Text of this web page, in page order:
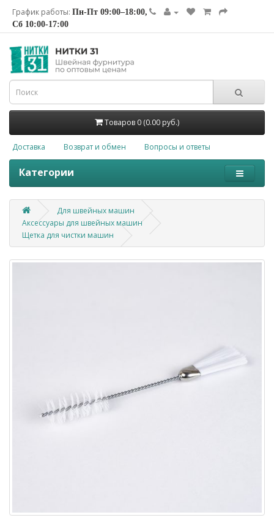
График работы: Пн-Пт 09:00–18:00,
Сб 10:00-17:00
Товаров 0 (0.00 руб.)
Доставка Возврат и обмен Вопросы и ответы
Категории
Для швейных машин
Аксессуары для швейных машин
Щетка для чистки машин